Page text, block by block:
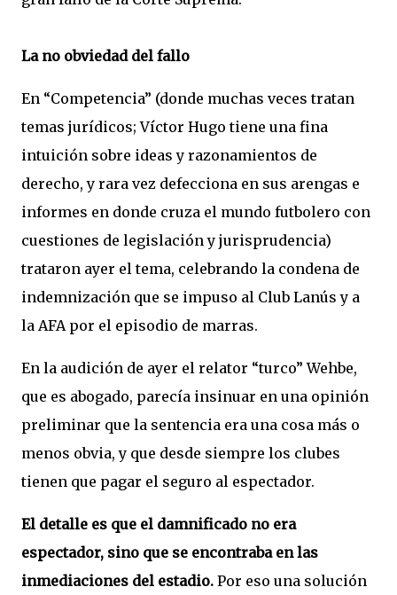
La no obviedad del fallo
En “Competencia” (donde muchas veces tratan
temas jurídicos; Víctor Hugo tiene una fina
intuición sobre ideas y razonamientos de
derecho, y rara vez defecciona en sus arengas e
informes en donde cruza el mundo futbolero con
cuestiones de legislación y jurisprudencia)
trataron ayer el tema, celebrando la condena de
indemnización que se impuso al Club Lanús y a
la AFA por el episodio de marras.
En la audición de ayer el relator “turco” Wehbe,
que es abogado, parecía insinuar en una opinión
preliminar que la sentencia era una cosa más o
menos obvia, y que desde siempre los clubes
tienen que pagar el seguro al espectador.
El detalle es que el damnificado no era
espectador, sino que se encontraba en las
inmediaciones del estadio. Por eso una solución